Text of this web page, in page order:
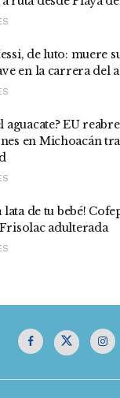
de luto: muere
en la carrera del
aguacate? EU
en Michoacán
lata de tu bebé!
adulterada